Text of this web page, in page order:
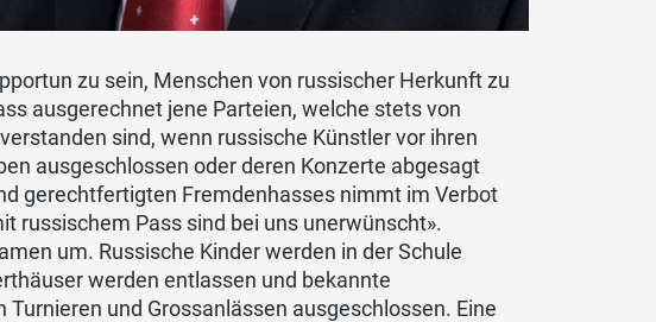
zu sein, Menschen von russischer Herkunft zu
ausgerechnet jene Parteien, welche stets von
sind, wenn russische Künstler vor ihren
ausgeschlossen oder deren Konzerte abgesagt
gerechtfertigten Fremdenhasses nimmt im Verbot
russischem Pass sind bei uns unerwünscht».
um. Russische Kinder werden in der Schule
werden entlassen und bekannte
und Grossanlässen ausgeschlossen. Eine